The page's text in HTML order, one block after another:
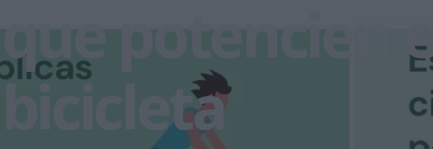
que potencien
bicicleta